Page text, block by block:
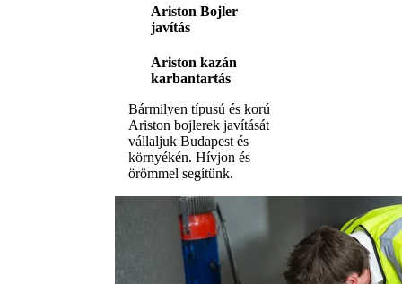
Ariston Bojler
javítás
Ariston kazán
karbantartás
Bármilyen típusú és korú
Ariston bojlerek javítását
vállaljuk Budapest és
környékén. Hívjon és
örömmel segítünk.